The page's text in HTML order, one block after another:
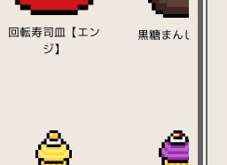
回転寿司皿【エン
ジ】
黒糖まんじゅう